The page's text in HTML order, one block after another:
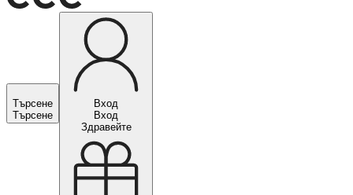
Търсене
Търсене
Вход
Вход
Здравейте